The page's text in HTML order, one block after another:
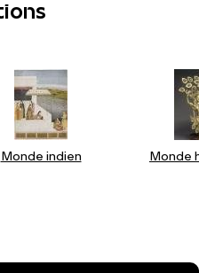
Monde indien Monde